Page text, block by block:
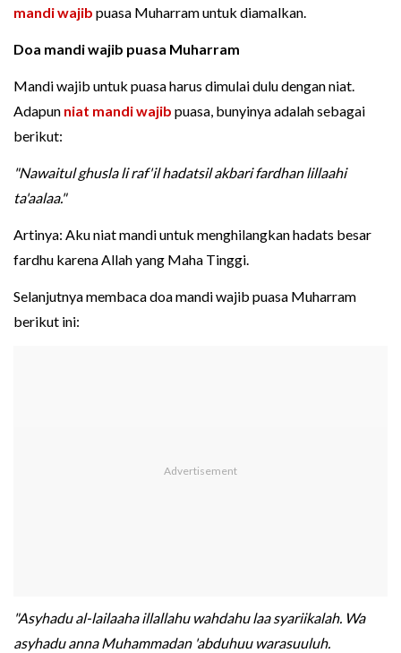
mandi wajib puasa Muharram untuk diamalkan.
Doa mandi wajib puasa Muharram
Mandi wajib untuk puasa harus dimulai dulu dengan niat.
Adapun niat mandi wajib puasa, bunyinya adalah sebagai
berikut:
"Nawaitul ghusla li raf'il hadatsil akbari fardhan lillaahi
ta'aalaa."
Artinya: Aku niat mandi untuk menghilangkan hadats besar
fardhu karena Allah yang Maha Tinggi.
Selanjutnya membaca doa mandi wajib puasa Muharram
berikut ini:
"Asyhadu al-lailaaha illallahu wahdahu laa syariikalah. Wa
asyhadu anna Muhammadan 'abduhuu warasuuluh.